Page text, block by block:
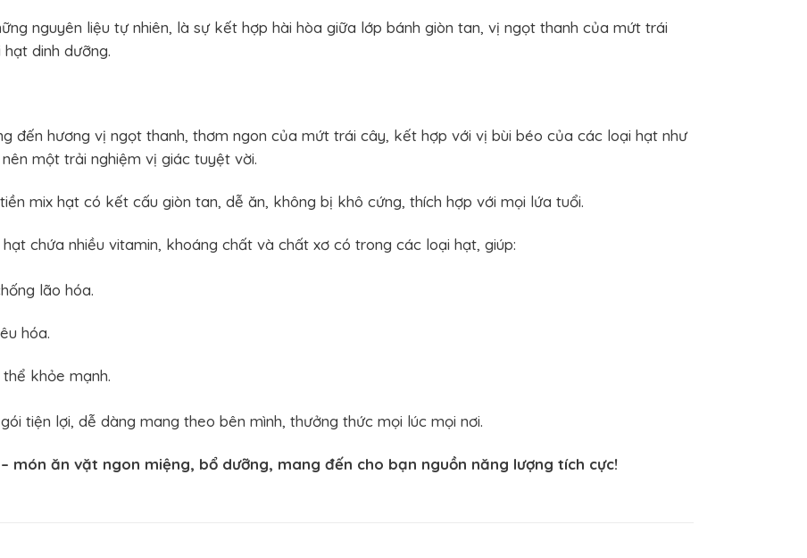
nguyên liệu tự nhiên, là sự kết hợp hài hòa giữa lớp bánh giòn tan, vị ngọt thanh của mứt trái
dinh dưỡng.
đến hương vị ngọt thanh, thơm ngon của mứt trái cây, kết hợp với vị bùi béo của các loại hạt như
một trải nghiệm vị giác tuyệt vời.
mix hạt có kết cấu giòn tan, dễ ăn, không bị khô cứng, thích hợp với mọi lứa tuổi.
chứa nhiều vitamin, khoáng chất và chất xơ có trong các loại hạt, giúp:
lão hóa.
hóa.
khỏe mạnh.
tiện lợi, dễ dàng mang theo bên mình, thưởng thức mọi lúc mọi nơi.
món ăn vặt ngon miệng, bổ dưỡng, mang đến cho bạn nguồn năng lượng tích cực!